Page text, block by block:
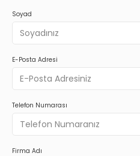
Soyad
E-Posta Adresi
Telefon Numarası
Firma Adı